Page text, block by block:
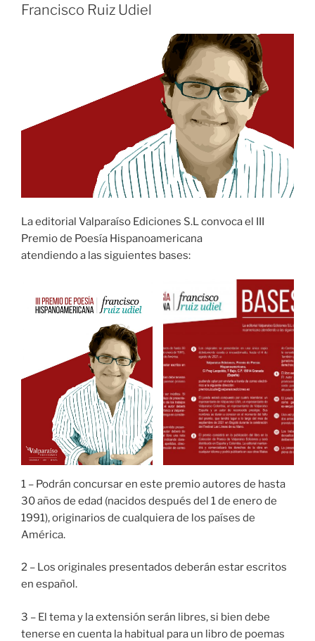
Francisco Ruiz Udiel
La editorial Valparaíso Ediciones S.L convoca el III
Premio de Poesía Hispanoamericana
atendiendo a las siguientes bases:
1 – Podrán concursar en este premio autores de hasta
30 años de edad (nacidos después del 1 de enero de
1991), originarios de cualquiera de los países de
América.
2 – Los originales presentados deberán estar escritos
en español.
3 – El tema y la extensión serán libres, si bien debe
tenerse en cuenta la habitual para un libro de poemas